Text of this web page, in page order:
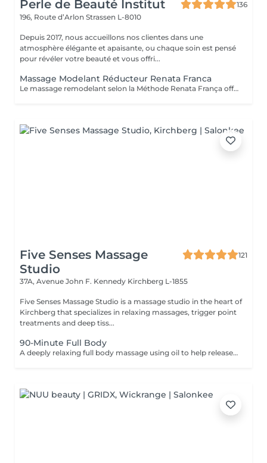
Perle de Beauté Institut
136
196, Route d’Arlon Strassen L-8010
Depuis 2017, nous accueillons nos clientes dans une
atmosphère élégante et apaisante, ou chaque soin est pensé
pour révéler votre beauté et vous offri...
Massage Modelant Réducteur Renata Franca
Le massage remodelant selon la Méthode Renata França offre des résultats surprenants, car il a été conçu pour remodeler les adipocytes, c'est-à-dire déplacer la graisse vers les zones appropriées et ainsi mieux dessiner les contours du corps. Le pétrissage et les glissements ne sont que quelques-unes des manuvres qui promettent de redessiner la silhouette et d'offrir des courbes plus harmonieuses.
Five Senses Massage
Studio
121
37A, Avenue John F. Kennedy Kirchberg L-1855
Five Senses Massage Studio is a massage studio in the heart of
Kirchberg that specializes in relaxing massages, trigger point
treatments and deep tiss...
90-Minute Full Body
A deeply relaxing full body massage using oil to help release tension, calm the nervous system, and restore overall wellbeing. The treatment typically includes the feet, legs (front and back), back, arms, shoulders, and neck. Pressure and focus areas can be adjusted according to your needs and preferences and discussed before the session.